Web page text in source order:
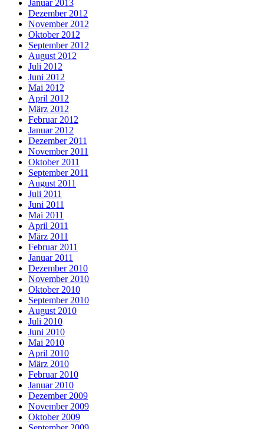
Januar 2013
Dezember 2012
November 2012
Oktober 2012
September 2012
August 2012
Juli 2012
Juni 2012
Mai 2012
April 2012
März 2012
Februar 2012
Januar 2012
Dezember 2011
November 2011
Oktober 2011
September 2011
August 2011
Juli 2011
Juni 2011
Mai 2011
April 2011
März 2011
Februar 2011
Januar 2011
Dezember 2010
November 2010
Oktober 2010
September 2010
August 2010
Juli 2010
Juni 2010
Mai 2010
April 2010
März 2010
Februar 2010
Januar 2010
Dezember 2009
November 2009
Oktober 2009